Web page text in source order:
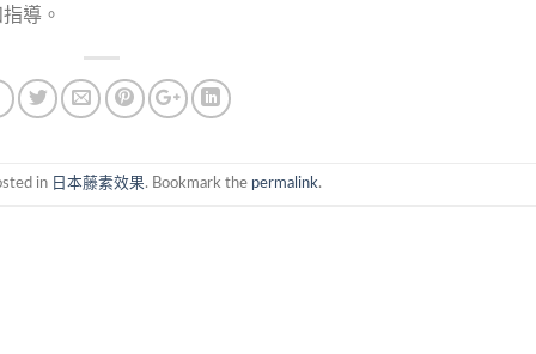
導。
in 日本藤素效果. Bookmark the permalink.